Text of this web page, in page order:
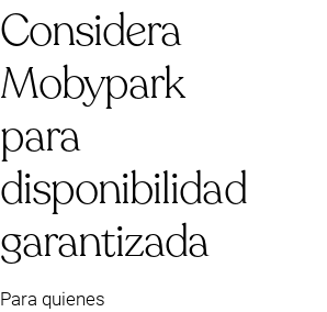
Considera
Mobypark
para
disponibilidad
garantizada
Para quienes